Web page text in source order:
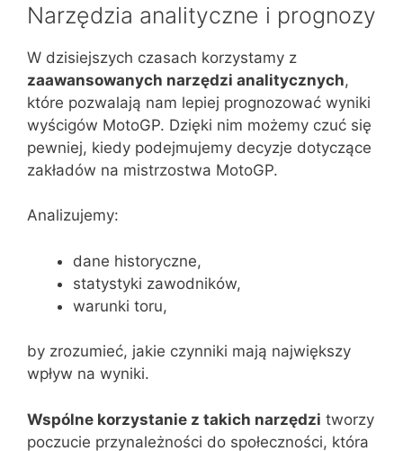
Narzędzia analityczne i prognozy
W dzisiejszych czasach korzystamy z
zaawansowanych narzędzi analitycznych,
które pozwalają nam lepiej prognozować wyniki
wyścigów MotoGP. Dzięki nim możemy czuć się
pewniej, kiedy podejmujemy decyzje dotyczące
zakładów na mistrzostwa MotoGP.
Analizujemy:
dane historyczne,
statystyki zawodników,
warunki toru,
by zrozumieć, jakie czynniki mają największy
wpływ na wyniki.
Wspólne korzystanie z takich narzędzi tworzy
poczucie przynależności do społeczności, która